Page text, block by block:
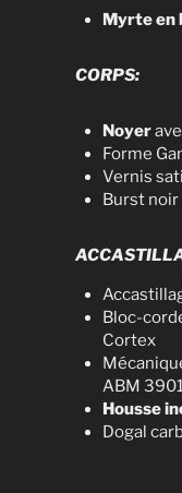
Myrte en
CORPS:
Noyer
Forme
Vernis
Burst noir
Bloc-
Cortex
ABM
Housse
Dogal